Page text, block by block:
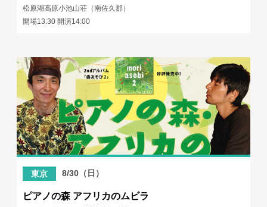
松原湖高原小池山荘（南佐久郡）
開場13:30 開演14:00
東京 8/30（日）
ピアノの森 アフリカのムビラ